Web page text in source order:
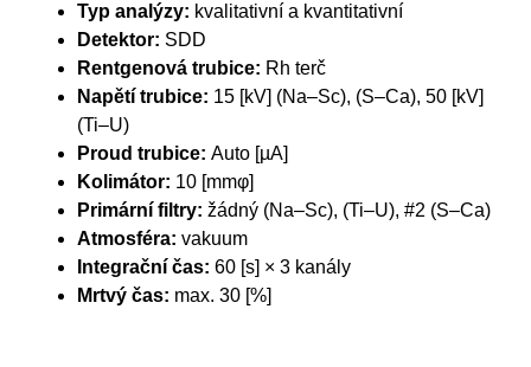
Typ analýzy: kvalitativní a kvantitativní
Detektor: SDD
Rentgenová trubice: Rh terč
Napětí trubice: 15 [kV] (Na–Sc), (S–Ca), 50 [kV]
(Ti–U)
Proud trubice: Auto [µA]
Kolimátor: 10 [mmφ]
Primární filtry: žádný (Na–Sc), (Ti–U), #2 (S–Ca)
Atmosféra: vakuum
Integrační čas: 60 [s] × 3 kanály
Mrtvý čas: max. 30 [%]